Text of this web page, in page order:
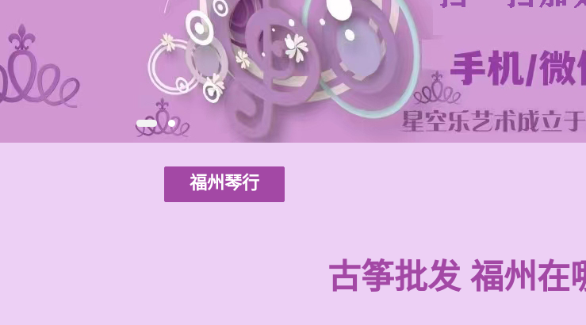
福州琴行
古筝批发 福州在